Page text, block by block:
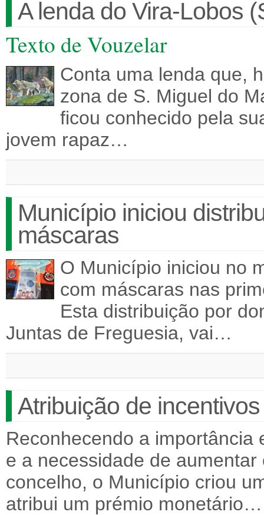
A lenda do Vira-Lobos
Texto de Vouzelar
Conta uma lenda que,
zona de S. Miguel do
ficou conhecido pela
jovem rapaz…
Município iniciou
máscaras
O Município iniciou no
com máscaras nas
Esta distribuição por
Juntas de Freguesia, vai…
Atribuição de
Reconhecendo a importância
e a necessidade de
concelho, o Município criou
atribui um prémio monetário…